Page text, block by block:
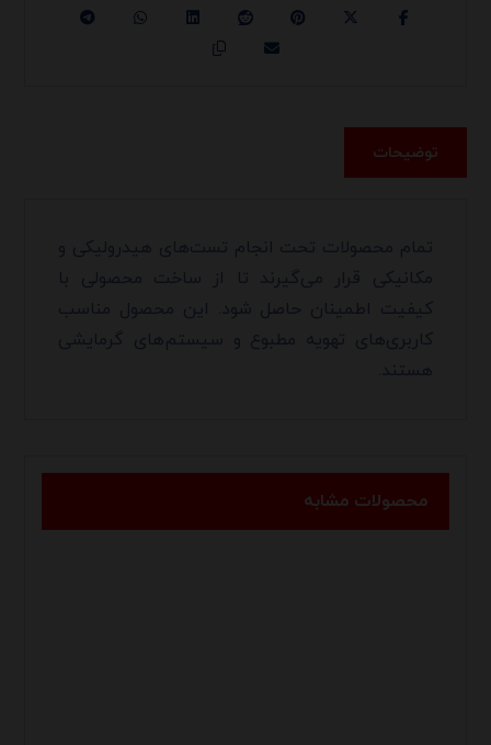
توضیحات
تمام محصولات تحت انجام تست‌های هیدرولیکی و
مکانیکی قرار می‌گیرند تا از ساخت محصولی با
کیفیت اطمینان حاصل شود. این محصول مناسب
کاربری‌های تهویه مطبوع و سیستم‌های گرمایشی
هستند.
محصولات مشابه